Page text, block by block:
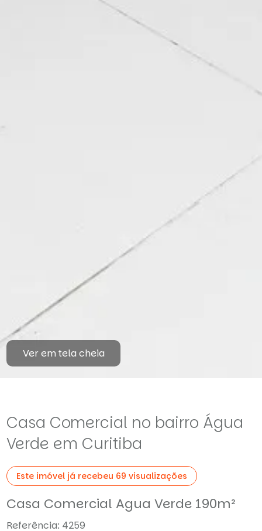
Ver em tela cheia
Casa Comercial no bairro Água
Verde em Curitiba
Este imóvel já recebeu 69 visualizações
Casa Comercial Agua Verde 190m²
Referência: 4259